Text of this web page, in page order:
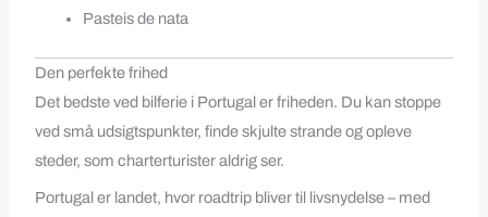
Pasteis de nata
Den perfekte frihed
Det bedste ved bilferie i Portugal er friheden. Du kan stoppe
ved små udsigtspunkter, finde skjulte strande og opleve
steder, som charterturister aldrig ser.
Portugal er landet, hvor roadtrip bliver til livsnydelse – med